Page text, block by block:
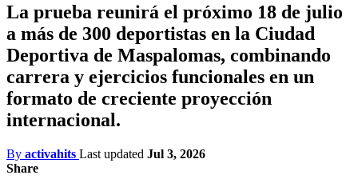
La prueba reunirá el próximo 18 de julio
a más de 300 deportistas en la Ciudad
Deportiva de Maspalomas, combinando
carrera y ejercicios funcionales en un
formato de creciente proyección
internacional.
By activahits Last updated Jul 3, 2026
Share